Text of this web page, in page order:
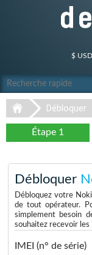
$ USD
Débloquer
Étape 1
Débloquer
Débloquez votre
de tout opérateur.
simplement besoin
souhaitez recevoir
IMEI (n° de série)